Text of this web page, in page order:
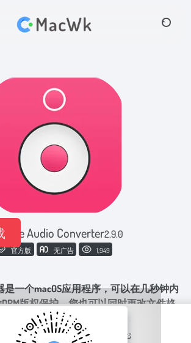
Audio Converter2.9.0
官方版 无广告 1,949
是一个macOS应用程序，可以在几秒钟内
版权保护。您也可以同时更改文件格
日 实用程序